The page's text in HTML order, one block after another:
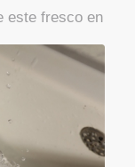
este fresco en